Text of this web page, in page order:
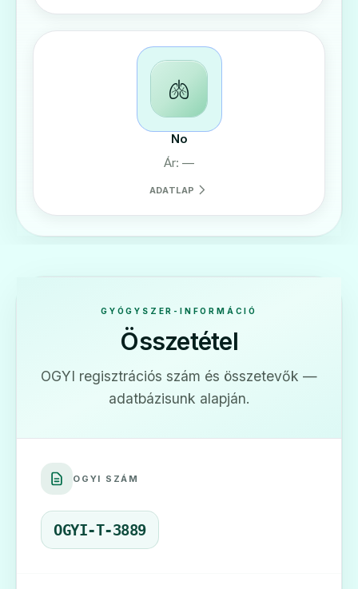
🫁
No
Ár: —
ADATLAP
GYÓGYSZER-INFORMÁCIÓ
Összetétel
OGYI regisztrációs szám és összetevők —
adatbázisunk alapján.
OGYI SZÁM
OGYI-T-3889